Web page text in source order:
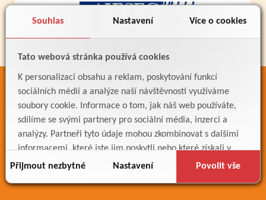
Souhlas Nastavení Více o cookies
Tato webová stránka používá cookies
K personalizaci obsahu a reklam, poskytování funkcí
sociálních médií a analýze naší návštěvnosti využíváme
soubory cookie. Informace o tom, jak náš web používáte,
sdílíme se svými partnery pro sociální média, inzerci a
analýzy. Partneři tyto údaje mohou zkombinovat s dalšími
informacemi, které jste jim poskytli nebo které získali v
důsledku toho, že používáte jejich služby.
Přijmout nezbytné Nastavení Povolit vše
ODKAZY
Bakaláři
Jídelníček
Meteostanice